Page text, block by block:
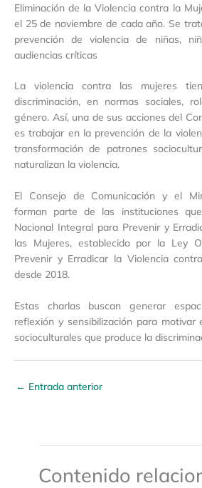
Eliminación de la Violencia contra la
el 25 de noviembre de cada año. Se
prevención de violencia de niñas,
audiencias críticas
La violencia contra las mujeres
discriminación, en normas sociales,
género. Así, una de sus acciones del
es trabajar en la prevención de la
transformación de patrones
naturalizan la violencia.
El Consejo de Comunicación y el
forman parte de las instituciones
Nacional Integral para Prevenir y
las Mujeres, establecido por la Ley
Prevenir y Erradicar la Violencia
desde 2018.
Estas charlas buscan generar
reflexión y sensibilización para motivar
socioculturales que produce la
← Entrada anterior
Contenido